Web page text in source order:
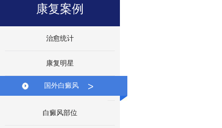
康复案例
治愈统计
康复明星
国外白癜风 >
白癜风部位